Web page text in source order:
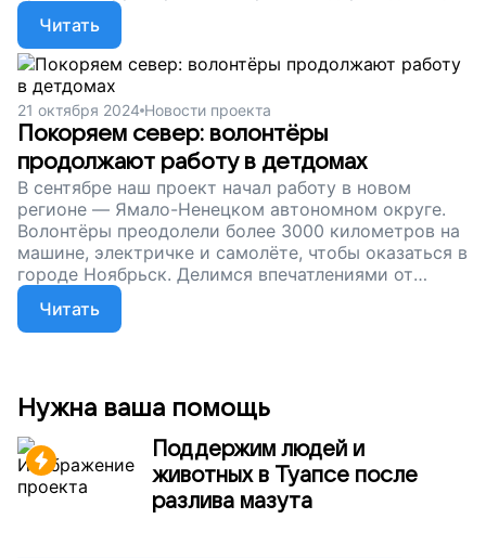
которые растут без родителей, шанс на
счастливое будущее!
Читать
21 октября 2024 Новости проекта
Покоряем север: волонтёры
продолжают работу в детдомах
В сентябре наш проект начал работу в новом
регионе — Ямало-Ненецком автономном округе.
Волонтёры преодолели более 3000 километров на
машине, электричке и самолёте, чтобы оказаться в
городе Ноябрьск. Делимся впечатлениями от
поездки и продолжаем наш сбор. Поможем
ребятам из детских домов обрести семью!
Читать
Нужна ваша помощь
Поддержим людей и
животных в Туапсе после
разлива мазута